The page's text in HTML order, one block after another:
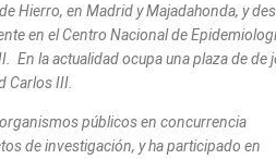
Hierro, en Madrid y Majadahonda, y
en el Centro Nacional de
En la actualidad ocupa una plaza de de
Carlos III.
públicos en concurrencia
de investigación, y ha participado en